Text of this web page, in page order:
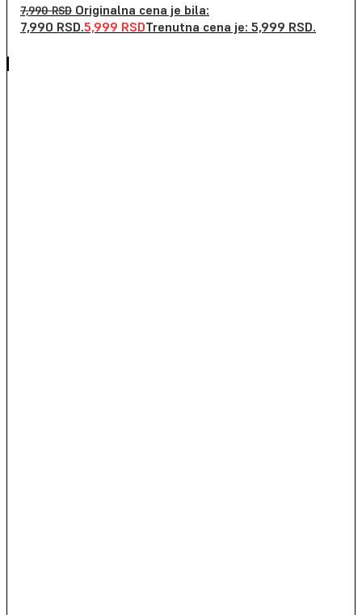
7,990RSD Originalna cena je bila:
7,990 RSD.5,999 RSDTrenutna cena je: 5,999 RSD.